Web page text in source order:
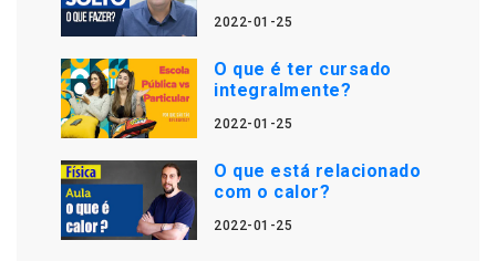
2022-01-25
O que é ter cursado
integralmente?
2022-01-25
O que está relacionado
com o calor?
2022-01-25